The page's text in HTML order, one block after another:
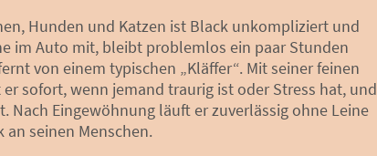
Hunden und Katzen ist Black unkompliziert und
im Auto mit, bleibt problemlos ein paar Stunden
von einem typischen „Kläffer“. Mit seiner feinen
sofort, wenn jemand traurig ist oder Stress hat, und
Nach Eingewöhnung läuft er zuverlässig ohne Leine
seinen Menschen.